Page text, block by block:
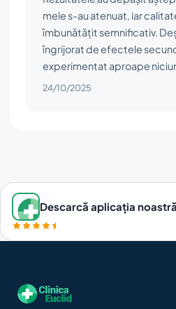
mele s-au atenuat, iar
îmbunătățit semnificativ.
îngrijorat de efectele
experimentat aproape
24/10/2025
Descarcă aplicația